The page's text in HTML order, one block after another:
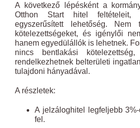
A következő lépésként a
Otthon Start hitel
egyszerűsített lehetőség. Nem
kötelezettségeket, és igénylői
hanem egyedülállók is lehetnek.
nincs bentlakási
rendelkezhetnek belterületi
tulajdoni hányadával.
A részletek:
A jelzáloghitel legfeljebb
fel.